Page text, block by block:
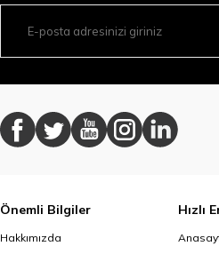
Önemli Bilgiler
Hakkımızda
Hızlı